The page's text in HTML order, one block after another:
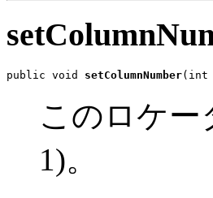
public void setColumnNumber(int
このロケー
1)。